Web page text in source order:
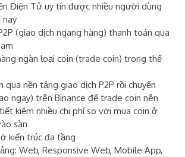
Điện Tử uy tín được nhiều người dùng
nay
(giao dịch ngang hàng) thanh toán qua
ngàn loại coin (trade coin) trong thế
qua nền tảng giao dịch P2P rồi chuyển
ngay) trên Binance để trade coin nên
kiệm nhiều chi phí so với mua coin ở
sàn
kiến trúc đa tầng
Web, Responsive Web, Mobile App,